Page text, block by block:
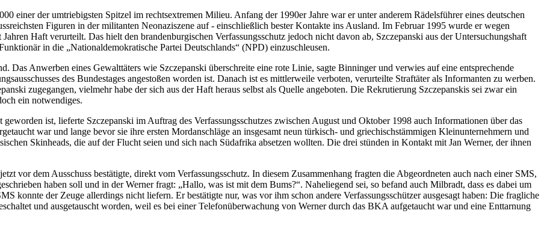
einer der umtriebigsten Spitzel im rechtsextremen Milieu. Anfang der 1990er Jahre war er unter anderem Rädelsführer eines deutschen
Figuren in der militanten Neonaziszene auf - einschließlich bester Kontakte ins Ausland. Im Februar 1995 wurde er wegen
Haft verurteilt. Das hielt den brandenburgischen Verfassungsschutz jedoch nicht davon ab, Szczepanski aus der Untersuchungshaft
in die „Nationaldemokratische Partei Deutschlands“ (NPD) einzuschleusen.
Anwerben eines Gewalttäters wie Szczepanski überschreite eine rote Linie, sagte Binninger und verwies auf eine entsprechende
des Bundestages angestoßen worden ist. Danach ist es mittlerweile verboten, verurteilte Straftäter als Informanten zu werben.
zugegangen, vielmehr habe der sich aus der Haft heraus selbst als Quelle angeboten. Die Rekrutierung Szczepanskis sei zwar ein
ein notwendiges.
ist, lieferte Szczepanski im Auftrag des Verfassungsschutzes zwischen August und Oktober 1998 auch Informationen über das
war und lange bevor sie ihre ersten Mordanschläge an insgesamt neun türkisch- und griechischstämmigen Kleinunternehmern und
Skinheads, die auf der Flucht seien und sich nach Südafrika absetzen wollten. Die drei stünden in Kontakt mit Jan Werner, der ihnen
vor dem Ausschuss bestätigte, direkt vom Verfassungsschutz. In diesem Zusammenhang fragten die Abgeordneten auch nach einer SMS,
haben soll und in der Werner fragt: „Hallo, was ist mit dem Bums?“. Naheliegend sei, so befand auch Milbradt, dass es dabei um
konnte der Zeuge allerdings nicht liefern. Er bestätigte nur, was vor ihm schon andere Verfassungsschützer ausgesagt haben: Die fragliche
und ausgetauscht worden, weil es bei einer Telefonüberwachung von Werner durch das BKA aufgetaucht war und eine Enttarnung